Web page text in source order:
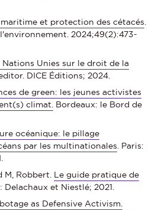
maritime et protection des cétacés.
2024;49(2):473-
Unies sur le droit de la
DICE Éditions; 2024.
de green: les jeunes activistes
climat. Bordeaux: le Bord de
océanique: le pillage
par les multinationales. Paris:
M, Robbert. Le guide pratique de
Delachaux et Niestlé; 2021.
as Defensive Activism.